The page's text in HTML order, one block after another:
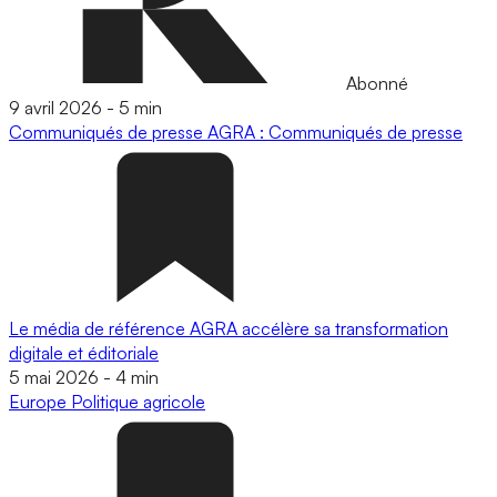
Abonné
9 avril 2026 - 5 min
Communiqués de presse AGRA : Communiqués de presse
Le média de référence AGRA accélère sa transformation
digitale et éditoriale
5 mai 2026 - 4 min
Europe Politique agricole